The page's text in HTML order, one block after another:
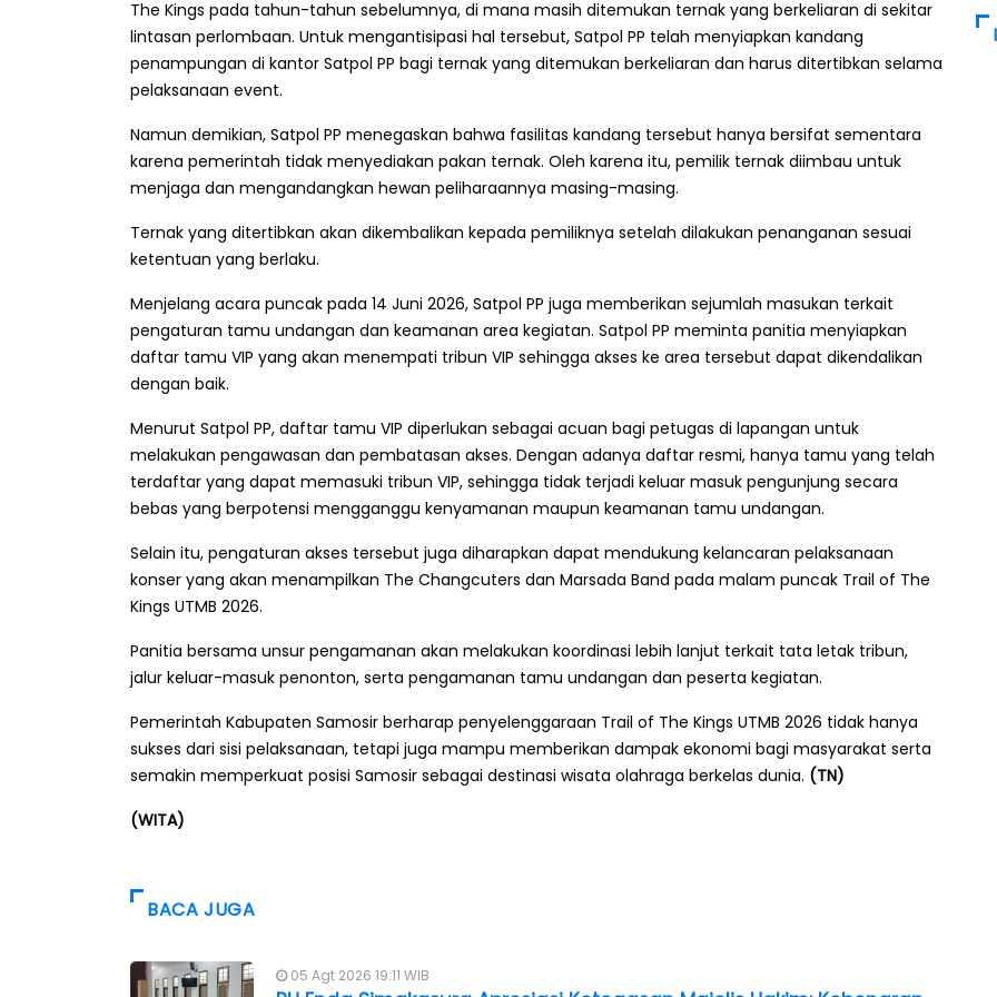
The Kings pada tahun-tahun sebelumnya, di mana masih ditemukan ternak yang berkeliaran di sekitar
lintasan perlombaan. Untuk mengantisipasi hal tersebut, Satpol PP telah menyiapkan kandang
penampungan di kantor Satpol PP bagi ternak yang ditemukan berkeliaran dan harus ditertibkan selama
pelaksanaan event.
Namun demikian, Satpol PP menegaskan bahwa fasilitas kandang tersebut hanya bersifat sementara
karena pemerintah tidak menyediakan pakan ternak. Oleh karena itu, pemilik ternak diimbau untuk
menjaga dan mengandangkan hewan peliharaannya masing-masing.
Ternak yang ditertibkan akan dikembalikan kepada pemiliknya setelah dilakukan penanganan sesuai
ketentuan yang berlaku.
Menjelang acara puncak pada 14 Juni 2026, Satpol PP juga memberikan sejumlah masukan terkait
pengaturan tamu undangan dan keamanan area kegiatan. Satpol PP meminta panitia menyiapkan
daftar tamu VIP yang akan menempati tribun VIP sehingga akses ke area tersebut dapat dikendalikan
dengan baik.
Menurut Satpol PP, daftar tamu VIP diperlukan sebagai acuan bagi petugas di lapangan untuk
melakukan pengawasan dan pembatasan akses. Dengan adanya daftar resmi, hanya tamu yang telah
terdaftar yang dapat memasuki tribun VIP, sehingga tidak terjadi keluar masuk pengunjung secara
bebas yang berpotensi mengganggu kenyamanan maupun keamanan tamu undangan.
Selain itu, pengaturan akses tersebut juga diharapkan dapat mendukung kelancaran pelaksanaan
konser yang akan menampilkan The Changcuters dan Marsada Band pada malam puncak Trail of The
Kings UTMB 2026.
Panitia bersama unsur pengamanan akan melakukan koordinasi lebih lanjut terkait tata letak tribun,
jalur keluar-masuk penonton, serta pengamanan tamu undangan dan peserta kegiatan.
Pemerintah Kabupaten Samosir berharap penyelenggaraan Trail of The Kings UTMB 2026 tidak hanya
sukses dari sisi pelaksanaan, tetapi juga mampu memberikan dampak ekonomi bagi masyarakat serta
semakin memperkuat posisi Samosir sebagai destinasi wisata olahraga berkelas dunia. (TN)
(WITA)
BACA JUGA
05 Agt 2026 19:11 WIB